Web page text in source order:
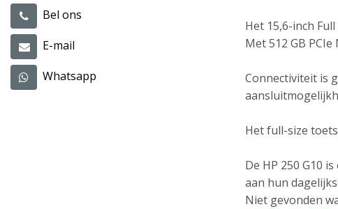
Bel ons
E-mail
Whatsapp
Het 15,6-inch
Met 512 GB
Connectiviteit is
Het full-size
De HP 250 G10
aan hun
Niet gevonden